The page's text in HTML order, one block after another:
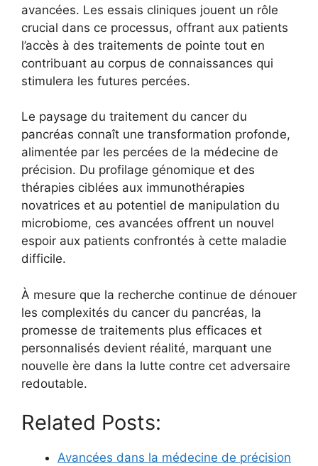
avancées. Les essais cliniques jouent un rôle
crucial dans ce processus, offrant aux patients
l’accès à des traitements de pointe tout en
contribuant au corpus de connaissances qui
stimulera les futures percées.
Le paysage du traitement du cancer du
pancréas connaît une transformation profonde,
alimentée par les percées de la médecine de
précision. Du profilage génomique et des
thérapies ciblées aux immunothérapies
novatrices et au potentiel de manipulation du
microbiome, ces avancées offrent un nouvel
espoir aux patients confrontés à cette maladie
difficile.
À mesure que la recherche continue de dénouer
les complexités du cancer du pancréas, la
promesse de traitements plus efficaces et
personnalisés devient réalité, marquant une
nouvelle ère dans la lutte contre cet adversaire
redoutable.
Related Posts:
Avancées dans la médecine de précision